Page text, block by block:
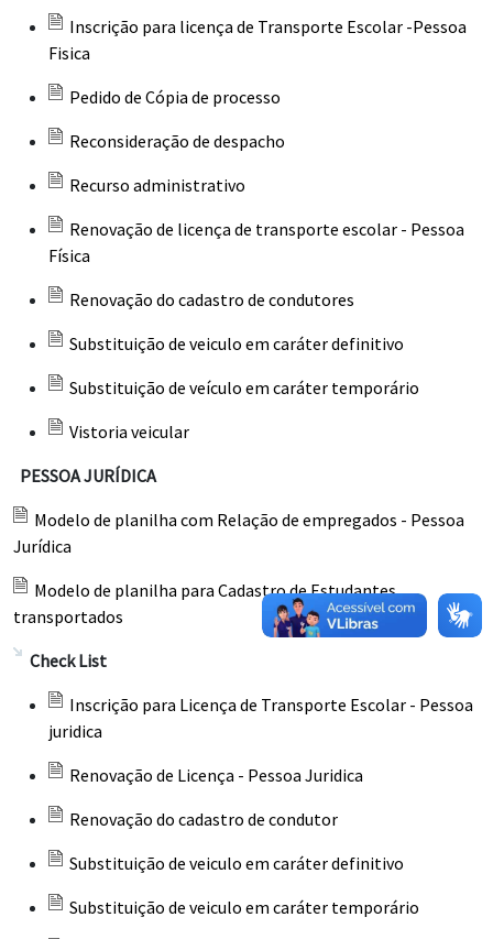
Inscrição para licença de Transporte Escolar -Pessoa
Fisica
Pedido de Cópia de processo
Reconsideração de despacho
Recurso administrativo
Renovação de licença de transporte escolar - Pessoa
Física
Renovação do cadastro de condutores
Substituição de veiculo em caráter definitivo
Substituição de veículo em caráter temporário
Vistoria veicular
PESSOA JURÍDICA
Modelo de planilha com Relação de empregados - Pessoa
Jurídica
Modelo de planilha para Cadastro de Estudantes
transportados
Check List
Inscrição para Licença de Transporte Escolar - Pessoa
juridica
Renovação de Licença - Pessoa Juridica
Renovação do cadastro de condutor
Substituição de veiculo em caráter definitivo
Substituição de veiculo em caráter temporário